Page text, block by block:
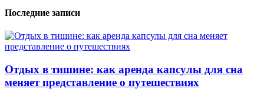
Последние записи
Отдых в тишине: как аренда капсулы для сна
меняет представление о путешествиях